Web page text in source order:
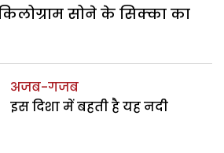
सोने के सिक्का का
अजब-गजब
इस दिशा में बहती है यह नदी